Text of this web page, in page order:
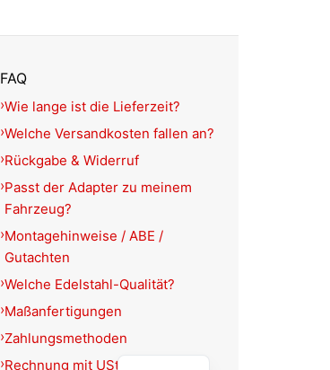
FAQ
Wie lange ist die Lieferzeit?
Welche Versandkosten fallen an?
Rückgabe & Widerruf
Passt der Adapter zu meinem
Fahrzeug?
Montagehinweise / ABE /
Gutachten
Welche Edelstahl-Qualität?
Maßanfertigungen
Zahlungsmethoden
Rechnung mit USt.-Ausweis?